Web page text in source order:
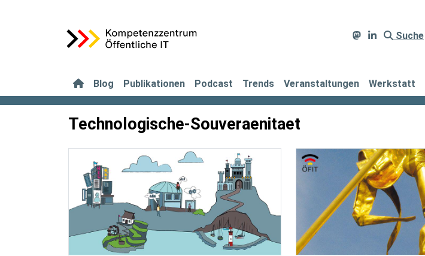
Suche
Blog Publikationen Podcast Trends Veranstaltungen Werkstatt
Technologische-Souveraenitaet